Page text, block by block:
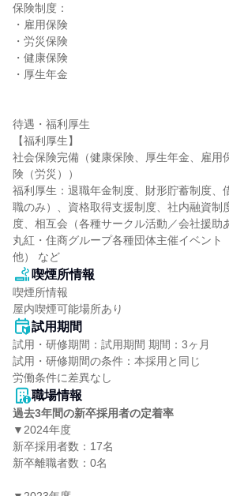
保険制度：
・雇用保険
・労災保険
・健康保険
・厚生年金
待遇・福利厚生
【福利厚生】
社会保険完備（健康保険、厚生年金、雇用
険（労災））
福利厚生：退職年金制度、財形貯蓄制度、
職のみ）、資格取得支援制度、社内融資制
度、相互会（各種サークル活動／会社援助
丸紅・住商グループ各種団体主催イベント
他） など
喫煙所情報
喫煙所情報
屋内喫煙可能場所あり
試用期間
試用・研修期間：試用期間 期間：3ヶ月
試用・研修期間の条件：本採用と同じ
職場情報
過去3年間の新卒採用者の定着率
▼2024年度
新卒採用者数：17名
新卒離職者数：0名